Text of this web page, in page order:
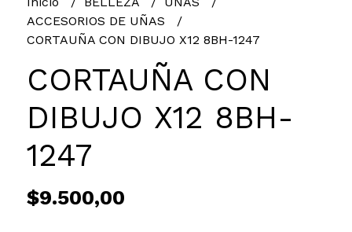
ACCESORIOS DE UÑAS
CORTAUÑA CON DIBUJO X12 8BH-1247
CORTAUÑA CON
DIBUJO X12 8BH-
1247
$9.500,00